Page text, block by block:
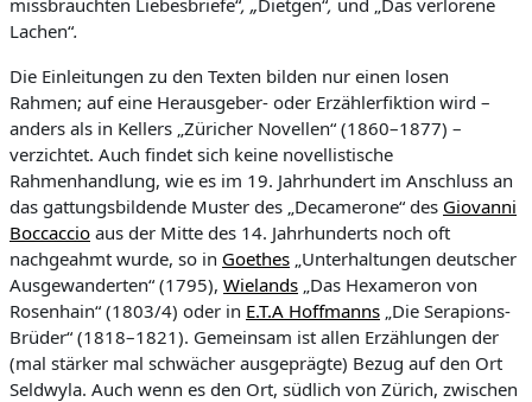
missbrauchten Liebesbriefe“, „Dietgen“, und „Das verlorene
Lachen“.
Die Einleitungen zu den Texten bilden nur einen losen
Rahmen; auf eine Herausgeber- oder Erzählerfiktion wird –
anders als in Kellers „Züricher Novellen“ (1860–1877) –
verzichtet. Auch findet sich keine novellistische
Rahmenhandlung, wie es im 19. Jahrhundert im Anschluss an
das gattungsbildende Muster des „Decamerone“ des Giovanni
Boccaccio aus der Mitte des 14. Jahrhunderts noch oft
nachgeahmt wurde, so in Goethes „Unterhaltungen deutscher
Ausgewanderten“ (1795), Wielands „Das Hexameron von
Rosenhain“ (1803/4) oder in E.T.A Hoffmanns „Die Serapions-
Brüder“ (1818–1821). Gemeinsam ist allen Erzählungen der
(mal stärker mal schwächer ausgeprägte) Bezug auf den Ort
Seldwyla. Auch wenn es den Ort, südlich von Zürich, zwischen